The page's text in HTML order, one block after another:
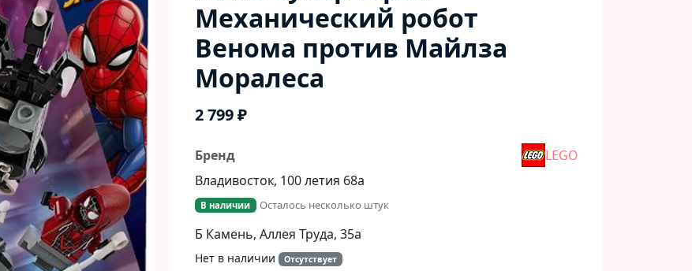
Механический робот
Венома против Майлза
Моралеса
2 799 ₽
Бренд
LEGO
Владивосток, 100 летия 68а
В наличии Осталось несколько штук
Б Камень, Аллея Труда, 35а
Нет в наличии Отсутствует